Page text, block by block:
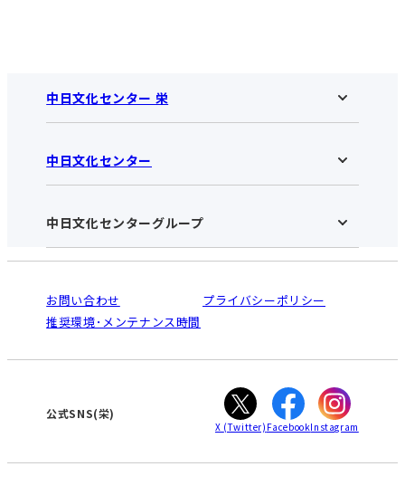
中日文化センター 栄
中日文化センター 栄HOME
お知らせ
アクセス･営業時間
お申し込みの流れ
入会と受講のご案内
中日文化センター
中日文化センターHOME
中日文化センターとは
受講規約・会員特典
ご利用ガイド
オンライン講座受講の手順
WEBサイトのよくある質問
中日文化センターグループ
南大高
犬山
高蔵寺
大垣
津
お問い合わせ
プライバシーポリシー
推奨環境･メンテナンス時間
公式SNS(栄)
X (Twitter) FacebookInstagram